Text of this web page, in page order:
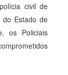
civil de
do Estado de
os Policiais